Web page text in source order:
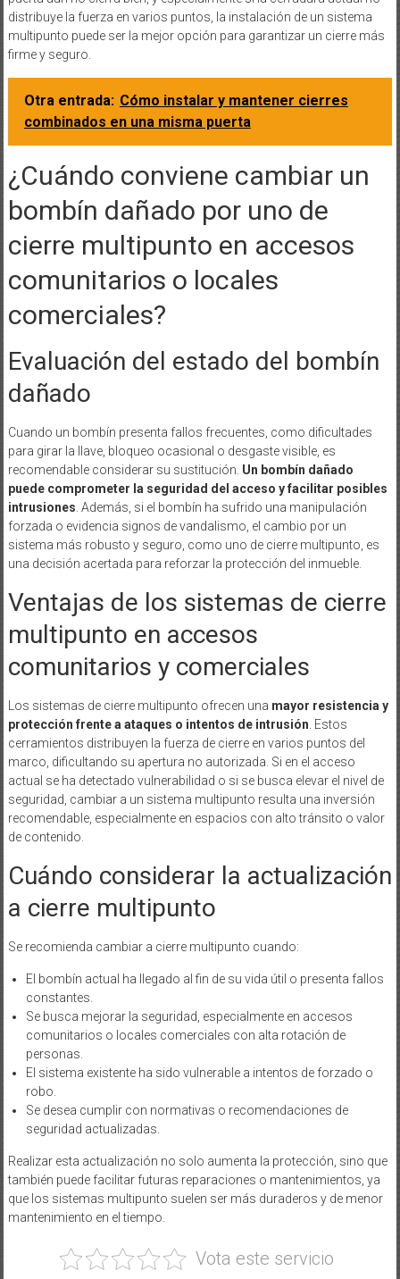
distribuye la fuerza en varios puntos, la instalación de un sistema
multipunto puede ser la mejor opción para garantizar un cierre más
firme y seguro.
Otra entrada: Cómo instalar y mantener cierres
combinados en una misma puerta
¿Cuándo conviene cambiar un
bombín dañado por uno de
cierre multipunto en accesos
comunitarios o locales
comerciales?
Evaluación del estado del bombín
dañado
Cuando un bombín presenta fallos frecuentes, como dificultades
para girar la llave, bloqueo ocasional o desgaste visible, es
recomendable considerar su sustitución. Un bombín dañado
puede comprometer la seguridad del acceso y facilitar posibles
intrusiones. Además, si el bombín ha sufrido una manipulación
forzada o evidencia signos de vandalismo, el cambio por un
sistema más robusto y seguro, como uno de cierre multipunto, es
una decisión acertada para reforzar la protección del inmueble.
Ventajas de los sistemas de cierre
multipunto en accesos
comunitarios y comerciales
Los sistemas de cierre multipunto ofrecen una mayor resistencia y
protección frente a ataques o intentos de intrusión. Estos
cerramientos distribuyen la fuerza de cierre en varios puntos del
marco, dificultando su apertura no autorizada. Si en el acceso
actual se ha detectado vulnerabilidad o si se busca elevar el nivel de
seguridad, cambiar a un sistema multipunto resulta una inversión
recomendable, especialmente en espacios con alto tránsito o valor
de contenido.
Cuándo considerar la actualización
a cierre multipunto
Se recomienda cambiar a cierre multipunto cuando:
El bombín actual ha llegado al fin de su vida útil o presenta fallos
constantes.
Se busca mejorar la seguridad, especialmente en accesos
comunitarios o locales comerciales con alta rotación de
personas.
El sistema existente ha sido vulnerable a intentos de forzado o
robo.
Se desea cumplir con normativas o recomendaciones de
seguridad actualizadas.
Realizar esta actualización no solo aumenta la protección, sino que
también puede facilitar futuras reparaciones o mantenimientos, ya
que los sistemas multipunto suelen ser más duraderos y de menor
mantenimiento en el tiempo.
Vota este servicio